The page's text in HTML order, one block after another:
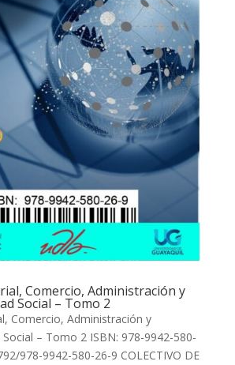
Comercio, Administración y
Social – Tomo 2
Comercio, Administración y
Social – Tomo 2 ISBN: 978-9942-580-
978-9942-580-26-9 COLECTIVO DE